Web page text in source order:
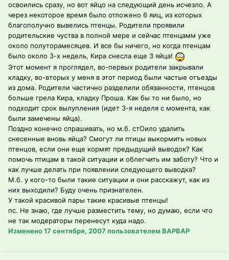
освоились сразу, но вот яйцо на следующий день исчезло. А
через некоторое время было отложено 6 яиц, из которых
благополучно вывелись птенцы. Родители проявили
родительские чуства в полной мере и сейчас птенцамм уже
около полуторамесяцев. И все бы ничего, но когда птенцам
было около 3-х недель, Кира снесла еще 3 яйца!
Этот момент я проглядел, во-первых родители закрывали
кладку, во-вторых у меня в этот период были частые отъезды
из дома. Родители частично разделили обязанности, птенцов
больше грела Кира, кладку Проша. Как бы то ни было, но
подходит срок вылупления (идет 3-я неделя с момента, как
были замечены яйца).
Поздно конечно спрашивать, но м.б. стОило удалить
снесенные вновь яйца? Смогут ли птицы выкормить новых
птенцов, если они еще кормят предыдущий выводок? Как
помочь птицам в такой ситуации и облегчить им заботу? Что и
как лучше делать при появлении следующего выводка?
М.б. у кого-то были такие ситуации и они расскажут, как из
них выходили? Буду очень признателен.
У такой красивой пары такие красивые птенцы!
пс. Не знаю, где лучше разместить тему, но думаю, если что
не так модераторы перенесут куда надо.
Изменено17 сентября, 2007 пользователем ВАРВАР